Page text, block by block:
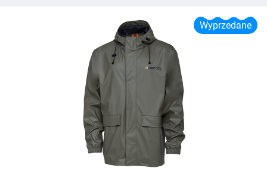
Wyprzedane